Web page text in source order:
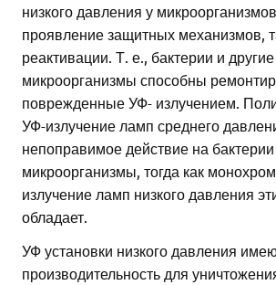
низкого давления у
проявление защитных механизмов,
реактивации. Т. е., бактерии и другие
микроорганизмы способны
поврежденные УФ- излучением.
УФ-излучение ламп среднего
непоправимое действие на
микроорганизмы, тогда как
излучение ламп низкого давления
обладает.
УФ установки низкого давления
производительность для